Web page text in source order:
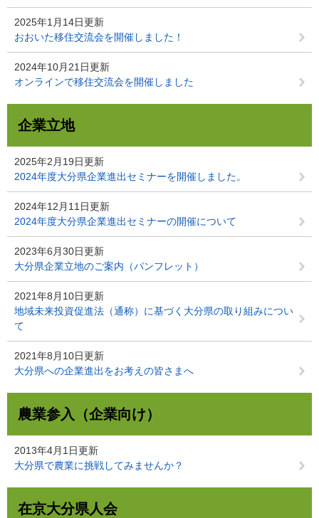
2025年1月14日更新
おおいた移住交流会を開催しました！
2024年10月21日更新
オンラインで移住交流会を開催しました
企業立地
2025年2月19日更新
2024年度大分県企業進出セミナーを開催しました。
2024年12月11日更新
2024年度大分県企業進出セミナーの開催について
2023年6月30日更新
大分県企業立地のご案内（パンフレット）
2021年8月10日更新
地域未来投資促進法（通称）に基づく大分県の取り組みについ
て
2021年8月10日更新
大分県への企業進出をお考えの皆さまへ
農業参入（企業向け）
2013年4月1日更新
大分県で農業に挑戦してみませんか？
在京大分県人会